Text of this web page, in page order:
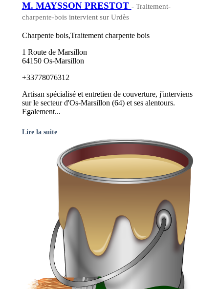
M. MAYSSON PRESTOT - Traitement-
charpente-bois intervient sur Urdès
Charpente bois,Traitement charpente bois
1 Route de Marsillon
64150 Os-Marsillon
+33778076312
Artisan spécialisé et entretien de couverture, j'interviens
sur le secteur d'Os-Marsillon (64) et ses alentours.
Egalement...
Lire la suite